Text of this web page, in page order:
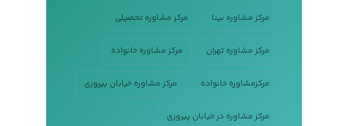
مرکز مشاوره بینا مرکز مشاوره تحصیلی
مرکز مشاوره تهران مرکز مشاوره خانواده
مرکزمشاوره خانواده مرکز مشاوره خیابان پیروزی
مرکز مشاوره در خیابان پیروزی